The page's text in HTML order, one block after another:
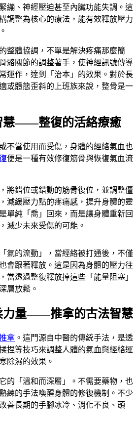
繃、神經壓迫甚至內臟功能失調。這
調整為核心的療法，能有效釋放壓力
整體協調，不單是解決疼痛那麼簡
骼關節的調整著手，使神經訊號傳導
運作，達到「治本」的效果。對於長
或體態歪斜的上班族來說，整骨是一
慧——整復的活絡療癒
不當使用而受傷，身體的經絡氣血也
便是一種有效修復筋骨與恢復氣血流
將錯位或錯動的筋骨復位，並調整僵
減緩壓力點的疼痛感，提升身體的靈
單純「喬」回來，而是讓身體重新回
減少未來受傷的可能。
氣的流動」，當經絡被打通後，不僅
會跟著釋放。這是因為身體的壓力往
當透過整復釋放掉這些「能量阻塞」
層放鬆。
力量——推拿的古法智慧
拿 。這門源自中醫的傳統手法，是透
捏等技巧來調整人體的氣血與經絡運
除濕的效果。
的「溫和而深層」。不需要藥物，也
練的手法喚醒身體的修復機制。不少
善長期的手腳冰冷、消化不良、頭